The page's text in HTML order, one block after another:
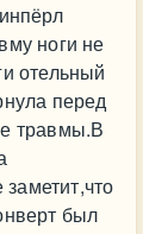
ноги не
отельный
перед
травмы.В
был